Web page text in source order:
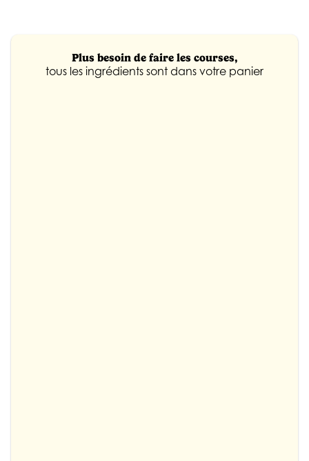
Plus besoin de faire les courses,
tous les ingrédients sont dans votre panier